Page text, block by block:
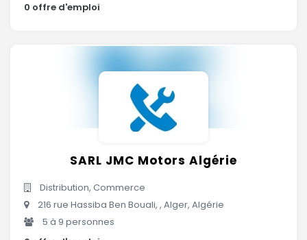
0 offre d'emploi
SARL JMC Motors Algérie
Distribution, Commerce
216 rue Hassiba Ben Bouali, , Alger, Algérie
5 à 9 personnes